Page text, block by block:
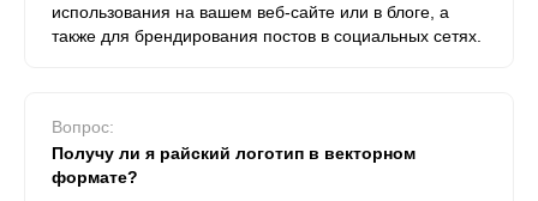
использования на вашем веб-сайте или в блоге, а
также для брендирования постов в социальных сетях.
Вопрос:
Получу ли я райский логотип в векторном
формате?